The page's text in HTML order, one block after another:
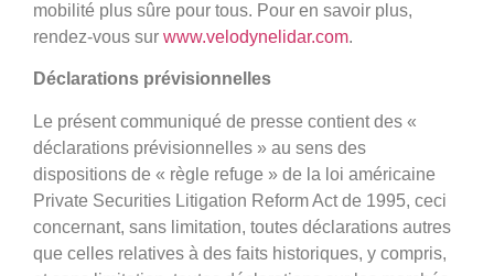
mobilité plus sûre pour tous. Pour en savoir plus,
rendez-vous sur www.velodynelidar.com.
Déclarations prévisionnelles
Le présent communiqué de presse contient des «
déclarations prévisionnelles » au sens des
dispositions de « règle refuge » de la loi américaine
Private Securities Litigation Reform Act de 1995, ceci
concernant, sans limitation, toutes déclarations autres
que celles relatives à des faits historiques, y compris,